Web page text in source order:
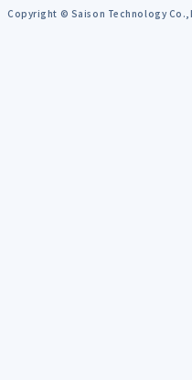
Copyright © Saison Technology